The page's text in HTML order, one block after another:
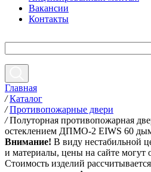
Вакансии
Контакты
Главная
/ Каталог
/ Противопожарные двери
/ Полуторная противопожарная
остеклением ДПМО-2 EIWS 60
Внимание! В виду нестабильной
и материалы, цены на сайте могут
Стоимость изделий